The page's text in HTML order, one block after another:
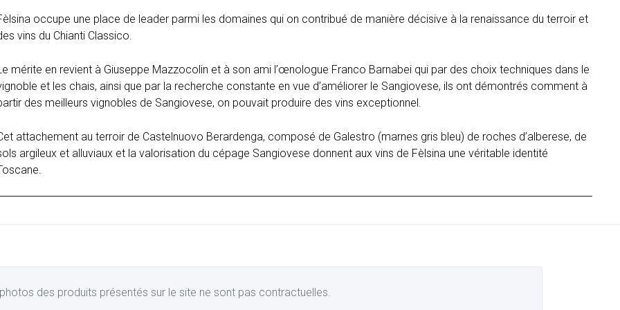
occupe une place de leader parmi les domaines qui on contribué de manière décisive à la renaissance du terroir et
vins du Chianti Classico.
mérite en revient à Giuseppe Mazzocolin et à son ami l’œnologue Franco Barnabei qui par des choix techniques dans le
et les chais, ainsi que par la recherche constante en vue d’améliorer le Sangiovese, ils ont démontrés comment à
des meilleurs vignobles de Sangiovese, on pouvait produire des vins exceptionnel.
attachement au terroir de Castelnuovo Berardenga, composé de Galestro (marnes gris bleu) de roches d’alberese, de
argileux et alluviaux et la valorisation du cépage Sangiovese donnent aux vins de Fèlsina une véritable identité
des produits présentés sur le site ne sont pas contractuelles.